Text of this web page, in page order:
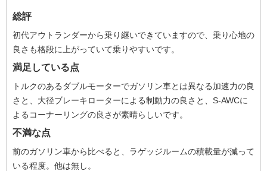
総評
初代アウトランダーから乗り継いできていますので、乗り心地の
良さも格段に上がっていて乗りやすいです。
満足している点
トルクのあるダブルモーターでガソリン車とは異なる加速力の良
さと、大径ブレーキローターによる制動力の良さと、S-AWCに
よるコーナーリングの良さが素晴らしいです。
不満な点
前のガソリン車から比べると、ラゲッジルームの積載量が減って
いる程度。他は無し。